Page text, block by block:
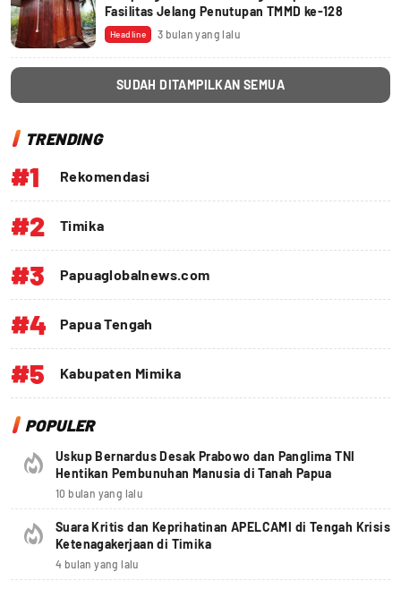
Fasilitas Jelang Penutupan TMMD ke-128
Headline 3 bulan yang lalu
SUDAH DITAMPILKAN SEMUA
TRENDING
#1 Rekomendasi
#2 Timika
#3 Papuaglobalnews.com
#4 Papua Tengah
#5 Kabupaten Mimika
POPULER
Uskup Bernardus Desak Prabowo dan Panglima TNI
Hentikan Pembunuhan Manusia di Tanah Papua
10 bulan yang lalu
Suara Kritis dan Keprihatinan APELCAMI di Tengah Krisis
Ketenagakerjaan di Timika
4 bulan yang lalu